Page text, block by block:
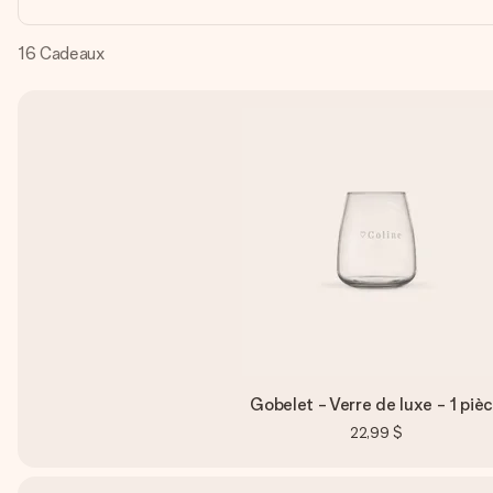
16 Cadeaux
Gobelet - Verre de luxe - 1
22,99 $